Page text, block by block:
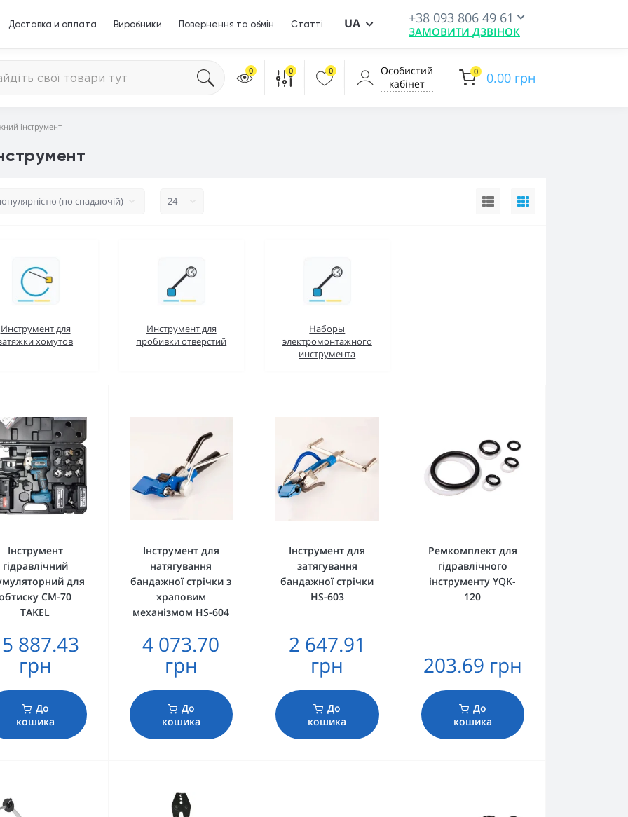
Доставка и оплата Виробники Повернення та обмін Статті UA +38 093 806 49 61
ЗАМОВИТИ ДЗВІНОК
0 0 0
Особистий
кабінет
0 0.00 грн
інструмент
Инструмент для
хомутов
Инструмент для
пробивки отверстий
Наборы
электромонтажного
инструмента
Інструмент
гідравлічний
для
CM-70
TAKEL
887.43
грн
До
кошика
Інструмент для
натягування
бандажної стрічки з
храповим
механізмом HS-604
4 073.70
грн
До
кошика
Інструмент для
затягування
бандажної стрічки
HS-603
2 647.91
грн
До
кошика
Ремкомплект для
гідравлічного
інструменту YQK-
120
203.69 грн
До
кошика